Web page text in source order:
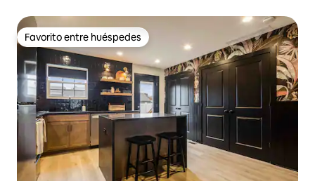
Favorito entre huéspedes
Favorito entre huéspedes